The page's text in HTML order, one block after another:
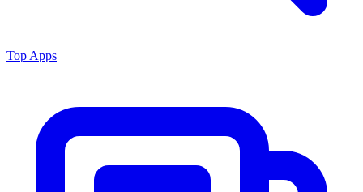
Top Apps